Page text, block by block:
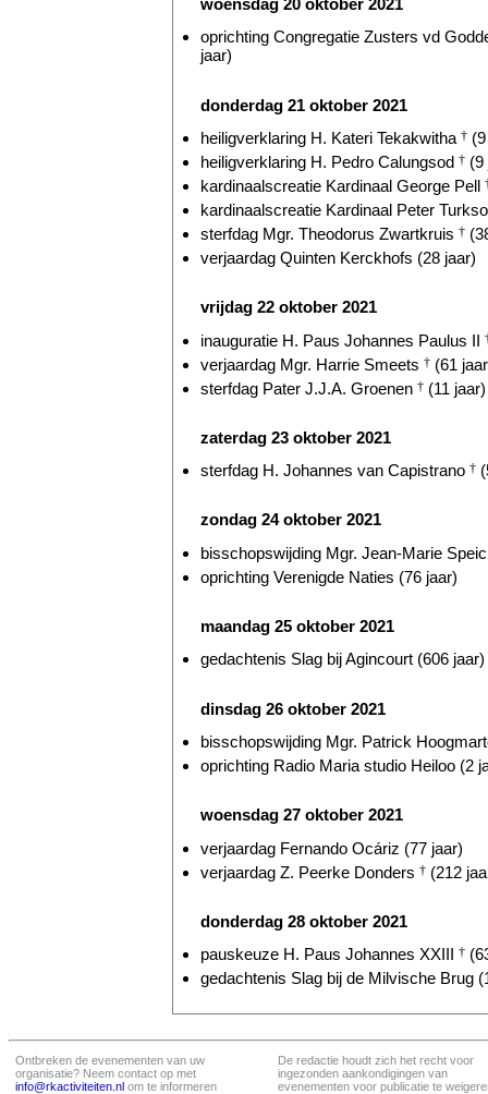
oprichting Congregatie Zusters vd
jaar)
donderdag 21 oktober 2021
heiligverklaring H. Kateri Tekakwitha †
heiligverklaring H. Pedro Calungsod † (9
kardinaalscreatie Kardinaal George Pell
kardinaalscreatie Kardinaal Peter
sterfdag Mgr. Theodorus Zwartkruis †
verjaardag Quinten Kerckhofs (28 jaar)
vrijdag 22 oktober 2021
inauguratie H. Paus Johannes Paulus II
verjaardag Mgr. Harrie Smeets † (61
sterfdag Pater J.J.A. Groenen † (11 jaar)
zaterdag 23 oktober 2021
sterfdag H. Johannes van Capistrano †
zondag 24 oktober 2021
bisschopswijding Mgr. Jean-Marie
oprichting Verenigde Naties (76 jaar)
maandag 25 oktober 2021
gedachtenis Slag bij Agincourt (606 jaar)
dinsdag 26 oktober 2021
bisschopswijding Mgr. Patrick
oprichting Radio Maria studio Heiloo (2
woensdag 27 oktober 2021
verjaardag Fernando Ocáriz (77 jaar)
verjaardag Z. Peerke Donders † (212
donderdag 28 oktober 2021
pauskeuze H. Paus Johannes XXIII †
gedachtenis Slag bij de Milvische Brug
Ontbreken de evenementen van uw
organisatie? Neem contact op met
info@rkactiviteiten.nl om te informeren
De redactie houdt zich het recht voor
ingezonden aankondigingen van
evenementen voor publicatie te